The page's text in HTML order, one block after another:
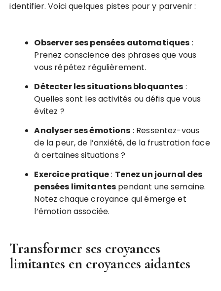
identifier. Voici quelques pistes pour y parvenir :
Observer ses pensées automatiques :
Prenez conscience des phrases que vous
vous répétez régulièrement.
Détecter les situations bloquantes :
Quelles sont les activités ou défis que vous
évitez ?
Analyser ses émotions : Ressentez-vous
de la peur, de l’anxiété, de la frustration face
à certaines situations ?
Exercice pratique: Tenez un journal des
pensées limitantes pendant une semaine.
Notez chaque croyance qui émerge et
l’émotion associée.
Transformer ses croyances
limitantes en croyances aidantes